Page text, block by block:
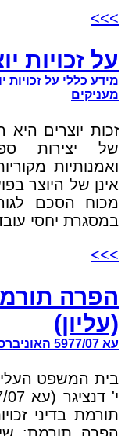
>>>
על זכויות
מידע כללי על
מעניקים
זכות יוצרים
של יצירות
ואמנותיות
אינן של היוצר
מכוח הסכם
במסגרת יחסי
>>>
הפרה
(עליון)
עא 5977/07 האוניברסיטה העברית נ' שוקן (נבו, 20.6.2011)
בית המשפט
תורמת בדיני